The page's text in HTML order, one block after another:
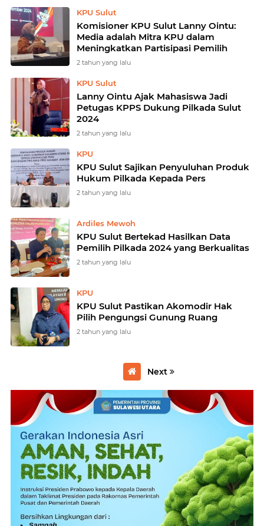
KPU Sulut
Komisioner KPU Sulut Lanny Ointu:
Media adalah Mitra KPU dalam
Meningkatkan Partisipasi Pemilih
2 tahun yang lalu
KPU Sulut
Lanny Ointu Ajak Mahasiswa Jadi
Petugas KPPS Dukung Pilkada Sulut
2024
2 tahun yang lalu
KPU
KPU Sulut Sajikan Penyuluhan Produk
Hukum Pilkada Kepada Pers
2 tahun yang lalu
Ardiles Mewoh
KPU Sulut Bertekad Hasilkan Data
Pemilih Pilkada 2024 yang Berkualitas
2 tahun yang lalu
KPU
KPU Sulut Pastikan Akomodir Hak
Pilih Pengungsi Gunung Ruang
2 tahun yang lalu
Next